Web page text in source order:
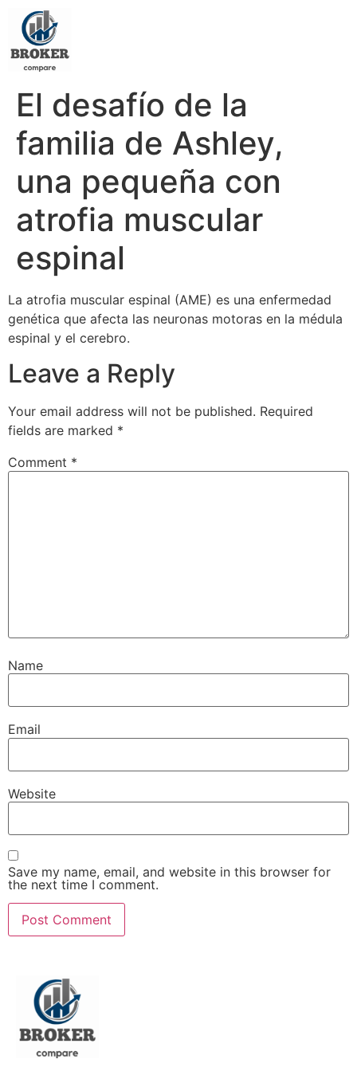
El desafío de la
familia de Ashley,
una pequeña con
atrofia muscular
espinal
La atrofia muscular espinal (AME) es una enfermedad
genética que afecta las neuronas motoras en la médula
espinal y el cerebro.
Leave a Reply
Your email address will not be published. Required
fields are marked *
Comment *
Name
Email
Website
Save my name, email, and website in this browser for
the next time I comment.